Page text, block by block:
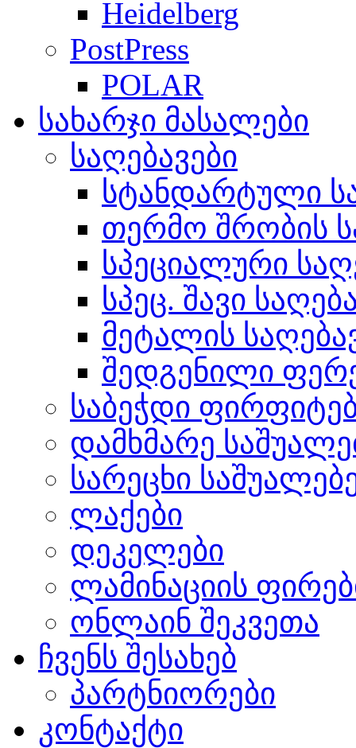
Heidelberg
PostPress
POLAR
სახარჯი მასალები
საღებავები
სტანდარტული
თერმო შრობის
სპეციალური
სპეც. შავი
მეტალის
შედგენილი
საბეჭდი
დამხმარე
სარეცხი
ლაქები
დეკელები
ლამინაციის
ონლაინ შეკვეთა
ჩვენს შესახებ
პარტნიორები
კონტაქტი